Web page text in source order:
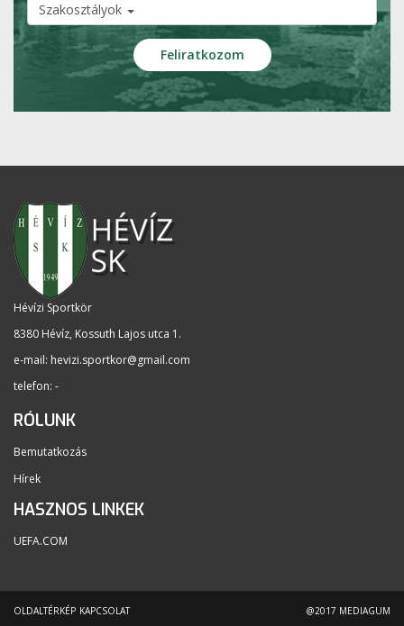
Szakosztályok
Hévízi Sportkör
8380 Hévíz, Kossuth Lajos utca 1 .
e-mail: hevizi.sportkor@gmail.com
telefon: -
RÓLUNK
Bemutatkozás
Hírek
HASZNOS LINKEK
UEFA.COM
OLDALTÉRKÉP KAPCSOLAT @2017 MEDIAGUM